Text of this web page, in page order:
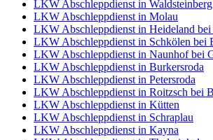
LKW Abschleppdienst in Waldsteinberg
LKW Abschleppdienst in Molau
LKW Abschleppdienst in Heideland bei
LKW Abschleppdienst in Schkölen bei
LKW Abschleppdienst in Naunhof bei
LKW Abschleppdienst in Burkersroda
LKW Abschleppdienst in Petersroda
LKW Abschleppdienst in Roitzsch bei
LKW Abschleppdienst in Kütten
LKW Abschleppdienst in Schraplau
LKW Abschleppdienst in Kayna